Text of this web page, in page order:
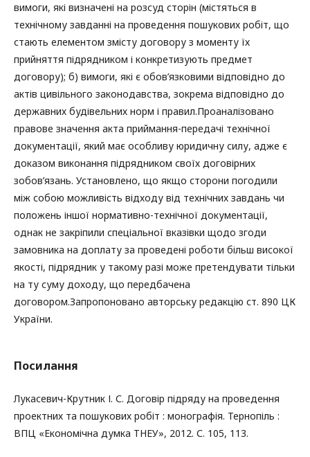
вимоги, які визначені на розсуд сторін (містяться в
технічному завданні на проведення пошукових робіт, що
стають елементом змісту договору з моменту їх
прийняття підрядником і конкретизують предмет
договору); б) вимоги, які є обов’язковими відповідно до
актів цивільного законодавства, зокрема відповідно до
державних будівельних норм і правил.Проаналізовано
правове значення акта приймання-передачі технічної
документації, який має особливу юридичну силу, адже є
доказом виконання підрядником своїх договірних
зобов’язань. Установлено, що якщо сторони погодили
між собою можливість відходу від технічних завдань чи
положень іншої нормативно-технічної документації,
однак не закріпили спеціальної вказівки щодо згоди
замовника на доплату за проведені роботи більш високої
якості, підрядник у такому разі може претендувати тільки
на ту суму доходу, що передбачена
договором.Запропоновано авторську редакцію ст. 890 ЦК
України.
Посилання
Лукасевич-Крутник І. С. Договір підряду на проведення
проектних та пошукових робіт : монографія. Тернопіль :
ВПЦ «Економічна думка ТНЕУ», 2012. С. 105, 113.